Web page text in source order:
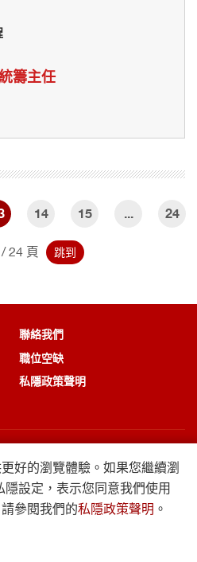
籌主任
14 15 ... 24
/ 24 頁 跳到 頁
聯絡我們
職位空缺
私隱政策聲明
版權所有
好的瀏覽體驗。 如果您繼續瀏
設定， 表示您同意我們使用
參閱我們的私隱政策聲明 。